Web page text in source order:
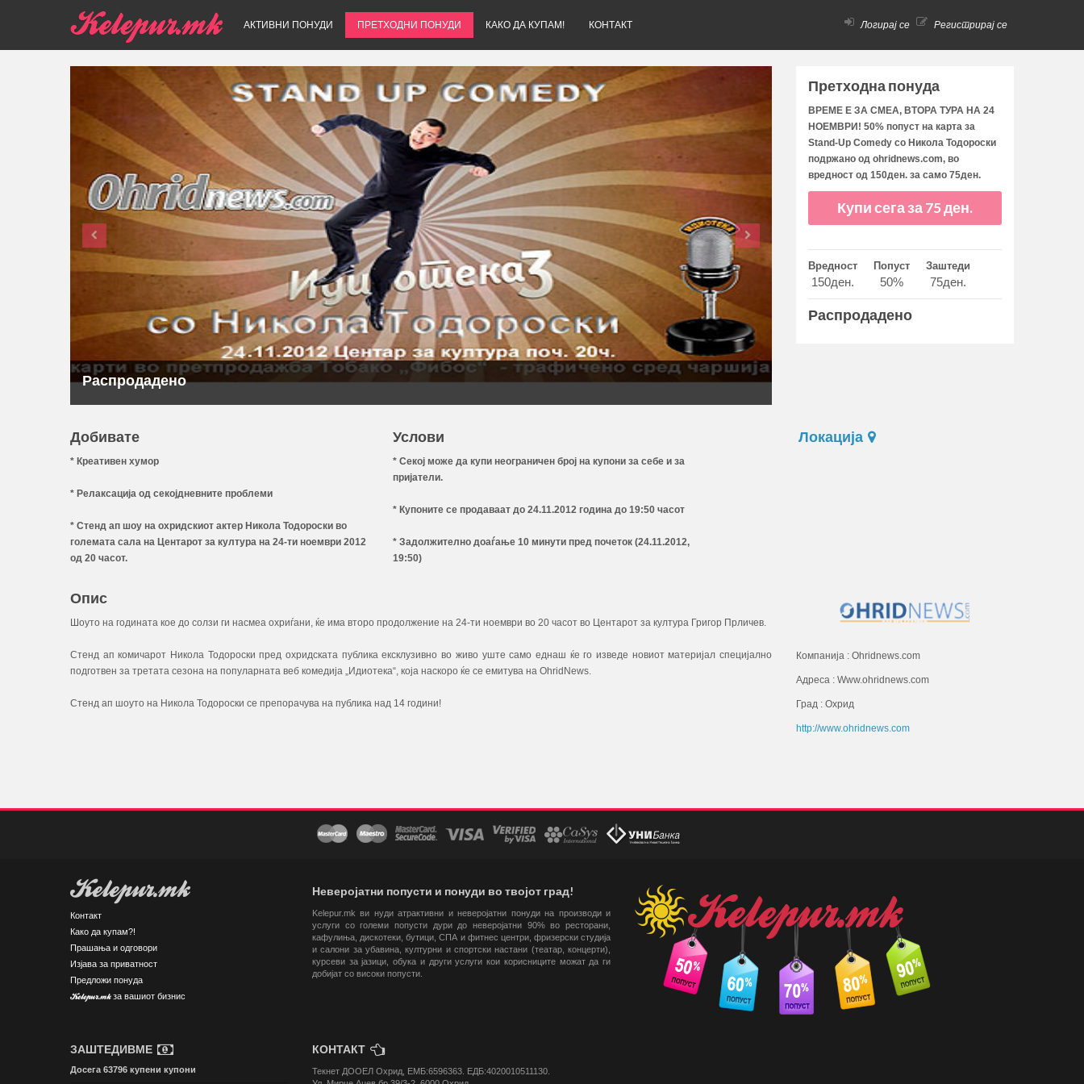
АКТИВНИ ПОНУДИ ПРЕТХОДНИ ПОНУДИ КАКО ДА КУПАМ! КОНТАКТ Логирај се Регистрирај се
Претходна понуда
ВРЕМЕ Е ЗА СМЕА, ВТОРА ТУРА НА 24
НОЕМВРИ! 50% попуст на карта за
Stand-Up Comedy со Никола Тодороски
подржано од ohridnews.com, во
вредност од 150ден. за само 75ден.
Купи сега за 75 ден.
Вредност
150ден.
Попуст
50%
Заштеди
75ден.
Распродадено
Распродадено
Добивате
* Креативен хумор
* Релаксација од секојдневните проблеми
* Стенд ап шоу на охридскиот актер Никола Тодороски во
големата сала на Центарот за култура на 24-ти ноември 2012
од 20 часот.
Услови
* Секој може да купи неограничен број на купони за себе и за
пријатели.
* Купоните се продаваат до 24.11.2012 година до 19:50 часот
* Задолжително доаѓање 10 минути пред почеток (24.11.2012,
19:50)
Опис
Шоуто на годината кое до солзи ги насмеа охриѓани, ќе има второ продолжение на 24-ти ноември во 20 часот во Центарот за култура Григор Прличев.
Стенд ап комичарот Никола Тодороски пред охридската публика ексклузивно во живо уште само еднаш ќе го изведе новиот материјал специјално
подготвен за третата сезона на популарната веб комедија „Идиотека“, која наскоро ќе се емитува на OhridNews.
Стенд ап шоуто на Никола Тодороски се препорачува на публика над 14 години!
Локација
Компанија : Ohridnews.com
Адреса : Www.ohridnews.com
Град : Охрид
http://www.ohridnews.com
Kelepur.mk
Контакт
Како да купам?!
Прашања и одговори
Изјава за приватност
Предложи понуда
Kelepur.mk за вашиот бизнис
Неверојатни попусти и понуди во твојот град!
Kelepur.mk ви нуди атрактивни и неверојатни понуди на производи и
услуги со големи попусти дури до неверојатни 90% во ресторани,
кафулиња, дискотеки, бутици, СПА и фитнес центри, фризерски студија
и салони за убавина, културни и спортски настани (театар, концерти),
курсеви за јазици, обука и други услуги кои корисниците можат да ги
добијат со високи попусти.
ЗАШТЕДИВМЕ
Досега 63796 купени купони
КОНТАКТ
Текнет ДООЕЛ Охрид, ЕМБ:6596363. ЕДБ:4020010511130.